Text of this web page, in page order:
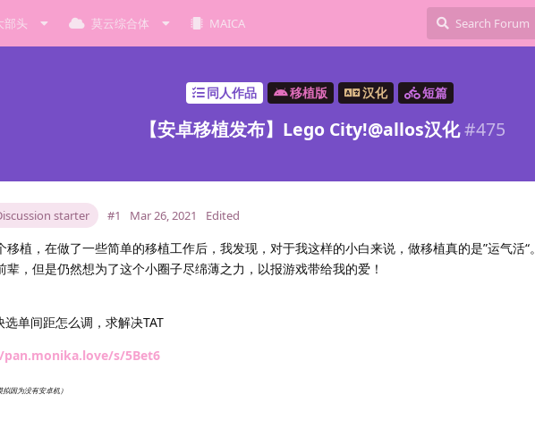
部头 莫云综合体 MAICA
同人作品 移植版 汉化 短篇
【安卓移植发布】Lego City!@allos汉化 #475
starter #1 Mar 26, 2021 Edited
移植，在做了一些简单的移植工作后，我发现，对于我这样的小白来说，做移植真的是”运气活“。
辈，但是仍然想为了这个小圈子尽绵薄之力，以报游戏带给我的爱！
选单间距怎么调，求解决TAT
s/5Bet6
因为没有安卓机）